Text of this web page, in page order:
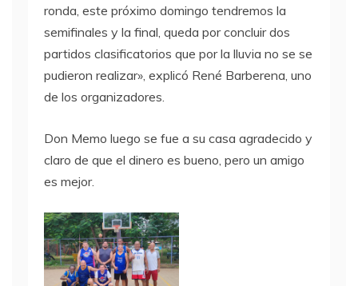
ronda, este próximo domingo tendremos la
semifinales y la final, queda por concluir dos
partidos clasificatorios que por la lluvia no se se
pudieron realizar», explicó René Barberena, uno
de los organizadores.
Don Memo luego se fue a su casa agradecido y
claro de que el dinero es bueno, pero un amigo
es mejor.